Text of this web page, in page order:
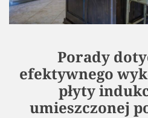
Porady
efektywnego
płyty
umieszczonej